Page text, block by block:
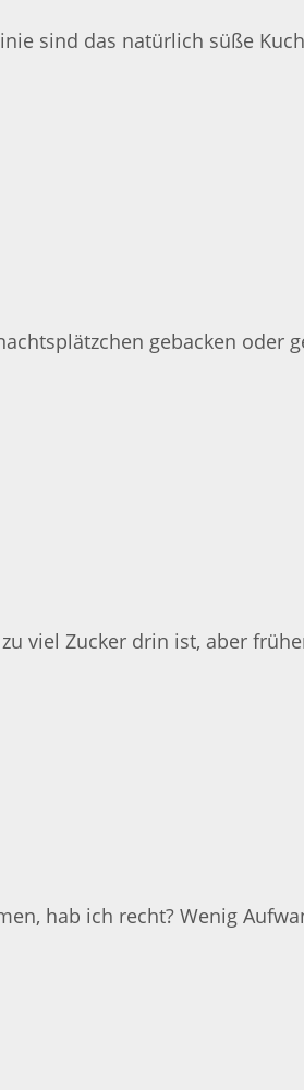
sind das natürlich süße
gebacken oder
viel Zucker drin ist, aber
hab ich recht? Wenig